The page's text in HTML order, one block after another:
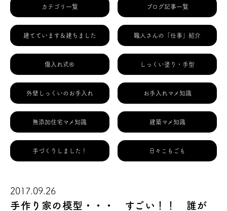
カテゴリ一覧 ブログ記事一覧
建てています＆建ちました 職人さんの「仕事」紹介
傷入れ式® しっくい塗り・手型
外壁しっくいのお手入れ お手入れマメ知識
無添加住宅マメ知識 建築マメ知識
手づくりしました！ 日々こもごも
2017.09.26
手作り家の模型・・・ すごい！！ 誰が